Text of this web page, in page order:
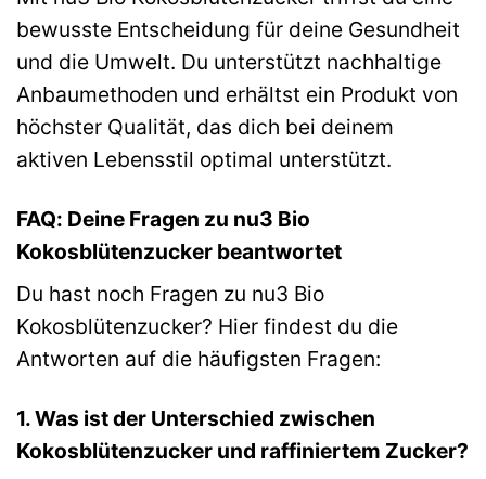
bewusste Entscheidung für deine Gesundheit
und die Umwelt. Du unterstützt nachhaltige
Anbaumethoden und erhältst ein Produkt von
höchster Qualität, das dich bei deinem
aktiven Lebensstil optimal unterstützt.
FAQ: Deine Fragen zu nu3 Bio
Kokosblütenzucker beantwortet
Du hast noch Fragen zu nu3 Bio
Kokosblütenzucker? Hier findest du die
Antworten auf die häufigsten Fragen:
1. Was ist der Unterschied zwischen
Kokosblütenzucker und raffiniertem Zucker?